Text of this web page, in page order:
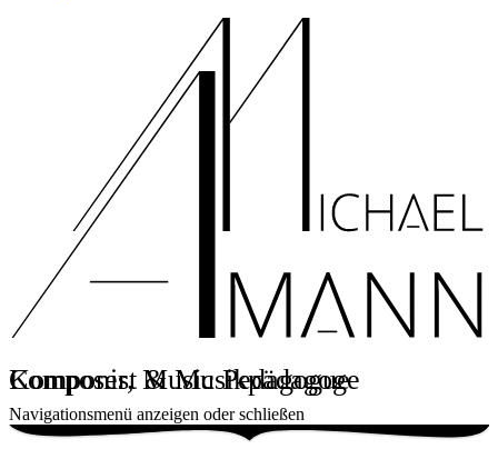
Komponist & Musikpädagoge
Composer, Music Pedagogue
Navigationsmenü anzeigen oder schließen